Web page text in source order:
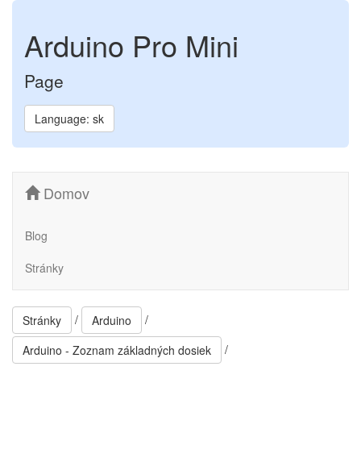
Arduino Pro Mini
Page
Language: sk
Domov
Blog
Stránky
Stránky / Arduino
/
Arduino - Zoznam základných dosiek
/